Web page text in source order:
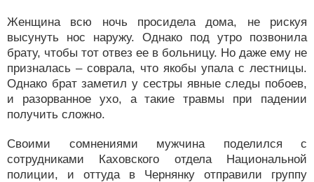
Женщина всю ночь просидела дома, не рискуя
высунуть нос наружу. Однако под утро позвонила
брату, чтобы тот отвез ее в больницу. Но даже ему не
призналась – соврала, что якобы упала с лестницы.
Однако брат заметил у сестры явные следы побоев,
и разорванное ухо, а такие травмы при падении
получить сложно.
Своими сомнениями мужчина поделился с
сотрудниками Каховского отдела Национальной
полиции, и оттуда в Чернянку отправили группу